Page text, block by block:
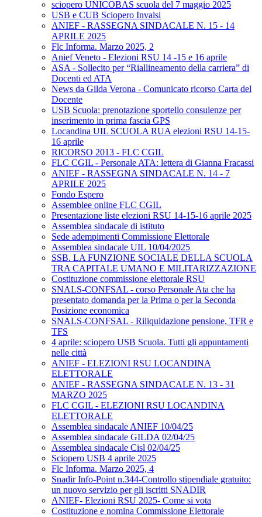
sciopero UNICOBAS scuola del 7 maggio 2025
USB e CUB Sciopero Invalsi
ANIEF - RASSEGNA SINDACALE N. 15 - 14
APRILE 2025
Flc Informa. Marzo 2025, 2
Anief Veneto - Elezioni RSU 14 -15 e 16 aprile
ASA - Sollecito per “Riallineamento della carriera” di
Docenti ed ATA
News da Gilda Verona - Comunicato ricorso Carta del
Docente
USB Scuola: prenotazione sportello consulenze per
inserimento in prima fascia GPS
Locandina UIL SCUOLA RUA elezioni RSU 14-15-
16 aprile
RICORSO 2013 - FLC CGIL
FLC CGIL - Personale ATA: lettera di Gianna Fracassi
ANIEF - RASSEGNA SINDACALE N. 14 - 7
APRILE 2025
Fondo Espero
Assemblee online FLC CGIL
Presentazione liste elezioni RSU 14-15-16 aprile 2025
Assemblea sindacale di istituto
Sede adempimenti Commissione Elettorale
Assemblea sindacale UIL 10/04/2025
SSB. LA FUNZIONE SOCIALE DELLA SCUOLA
TRA CAPITALE UMANO E MILITARIZZAZIONE
Costituzione commissione elettorale RSU
SNALS-CONFSAL - corso Personale Ata che ha
presentato domanda per la Prima o per la Seconda
Posizione economica
SNALS-CONFSAL - Riliquidazione pensione, TFR e
TFS
4 aprile: sciopero USB Scuola. Tutti gli appuntamenti
nelle città
ANIEF - ELEZIONI RSU LOCANDINA
ELETTORALE
ANIEF - RASSEGNA SINDACALE N. 13 - 31
MARZO 2025
FLC CGIL - ELEZIONI RSU LOCANDINA
ELETTORALE
Assemblea sindacale ANIEF 10/04/25
Assemblea sindacale GILDA 02/04/25
Assemblea sindacale Cisl 02/04/25
Sciopero USB 4 aprile 2025
Flc Informa. Marzo 2025, 4
Snadir Info-Point n.344-Controllo stipendiale gratuito:
un nuovo servizio per gli iscritti SNADIR
ANIEF- Elezioni RSU 2025- Come si vota
Costituzione e nomina Commissione Elettorale